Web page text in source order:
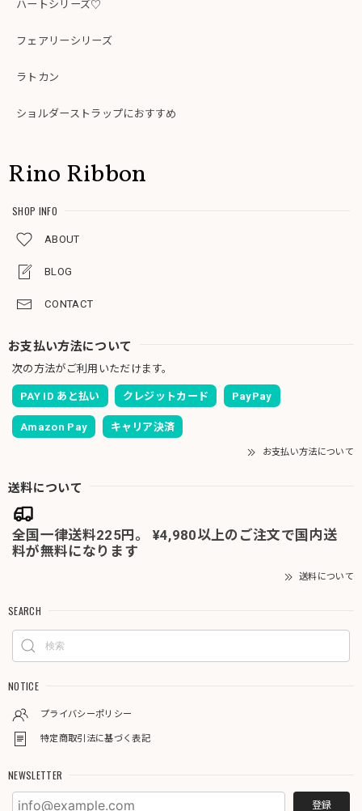
ハートシリーズ♡
フェアリーシリーズ
ラトカン
ショルダーストラップにおすすめ
Rino Ribbon
SHOP INFO
ABOUT
BLOG
CONTACT
お支払い方法について
次の方法がご利用いただけます。
PAY ID あと払い クレジットカード PayPay
Amazon Pay キャリア決済
お支払い方法について
送料について
全国一律送料225円。 ¥4,980以上のご注文で国内送
料が無料になります
送料について
SEARCH
NOTICE
プライバシーポリシー
特定商取引法に基づく表記
NEWSLETTER
登録